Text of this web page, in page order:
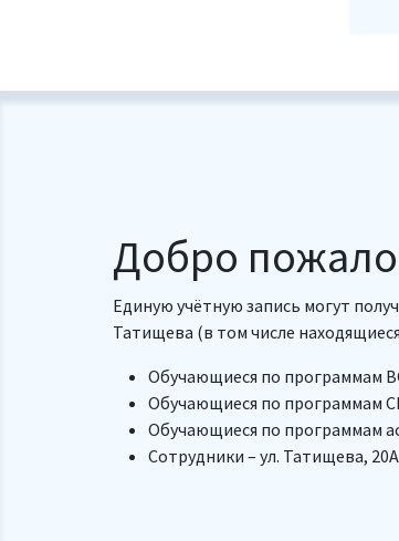
Добро
Единую учётную запись могут
Татищева (в том числе
Обучающиеся по программам
Обучающиеся по программам
Обучающиеся по программам
Сотрудники – ул. Татищева,